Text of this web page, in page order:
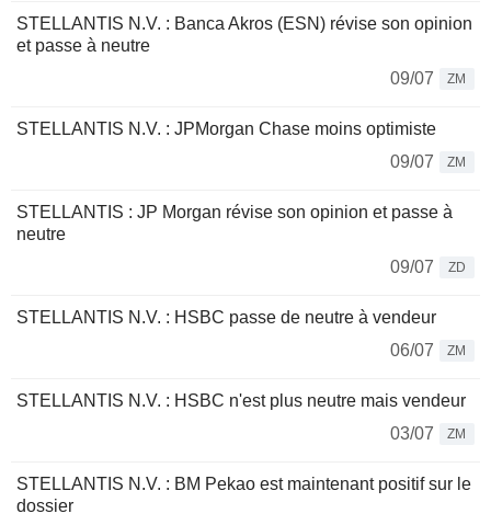
STELLANTIS N.V. : Banca Akros (ESN) révise son opinion
et passe à neutre
09/07
ZM
STELLANTIS N.V. : JPMorgan Chase moins optimiste
09/07
ZM
STELLANTIS : JP Morgan révise son opinion et passe à
neutre
09/07
ZD
STELLANTIS N.V. : HSBC passe de neutre à vendeur
06/07
ZM
STELLANTIS N.V. : HSBC n'est plus neutre mais vendeur
03/07
ZM
STELLANTIS N.V. : BM Pekao est maintenant positif sur le
dossier